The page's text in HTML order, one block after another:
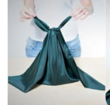
Design
Sledujte prima+
Přihlášení